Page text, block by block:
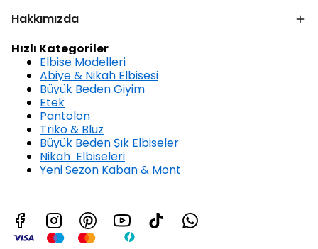
Hakkımızda
Hızlı Kategoriler
Elbise Modelleri
Abiye & Nikah Elbisesi
Büyük Beden Giyim
Etek
Pantolon
Triko & Bluz
Büyük Beden Şık Elbiseler
Nikah Elbiseleri
Yeni Sezon Kaban & Mont